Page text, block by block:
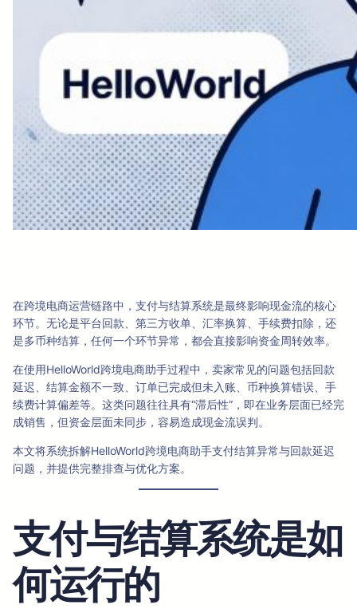
在跨境电商运营链路中，支付与结算系统是最终影响现金流的核心
环节。无论是平台回款、第三方收单、汇率换算、手续费扣除，还
是多币种结算，任何一个环节异常，都会直接影响资金周转效率。
在使用HelloWorld跨境电商助手过程中，卖家常见的问题包括回款
延迟、结算金额不一致、订单已完成但未入账、币种换算错误、手
续费计算偏差等。这类问题往往具有“滞后性”，即在业务层面已经完
成销售，但资金层面未同步，容易造成现金流误判。
本文将系统拆解HelloWorld跨境电商助手支付结算异常与回款延迟
问题，并提供完整排查与优化方案。
支付与结算系统是如
何运行的